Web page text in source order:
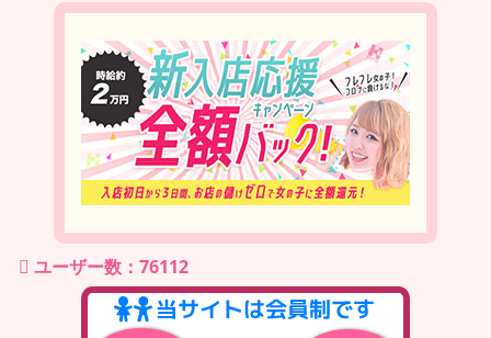
ユーザー数：76112